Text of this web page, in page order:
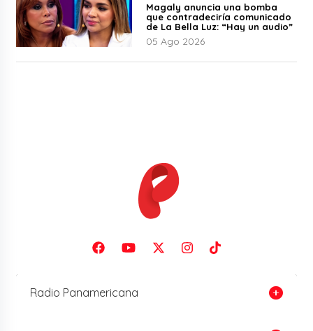
Magaly anuncia una bomba
que contradeciría comunicado
de La Bella Luz: “Hay un audio”
05 Ago 2026
Radio Panamericana